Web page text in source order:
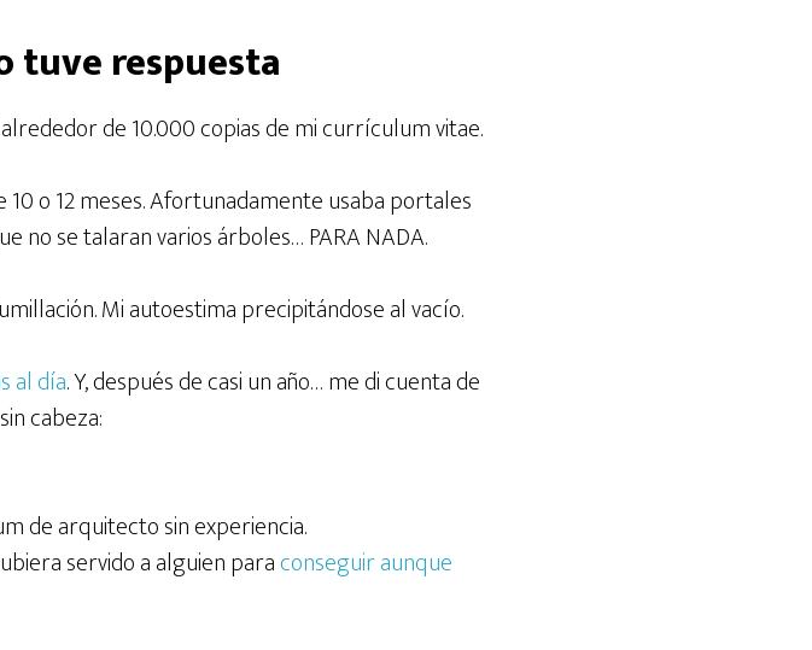
tuve respuesta
de 10.000 copias de mi currículum vitae.
o 12 meses. Afortunadamente usaba portales
no se talaran varios árboles… PARA NADA.
Mi autoestima precipitándose al vacío.
al día. Y, después de casi un año… me di cuenta de
cabeza:
de arquitecto sin experiencia.
servido a alguien paraconseguir aunque